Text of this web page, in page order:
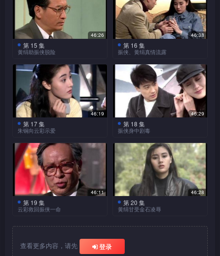
作证。
振侠在剑击场结识旭日，
对他留下印象。及后旭日逃避
水莲等的保护，向振侠求助，
振侠带他四处游玩，旭日甚开
心。
莫名再次控制黄绢，命她
去捉旭日。
海棠赶至，要亲自找回旭
日。振侠跟踪黄绢，欲找出线
索，遇见海棠，海棠对振侠态
度极不友善。及后，海棠更将
黄绢捉走。
几日后，海棠见黄绢全无
动静，心急如焚，向振侠提出
发放假消息，用黄绢做饵，引
莫名出现。振侠不肯让黄绢涉
险，放走黄绢，命良辰、美景
监视。
旭日被莫名捉去，金石开
始抽取其脑细胞作实验，务求
借此制造完人。
黄绢受到控制，往与莫名
见面，侠、棠追踪而至，与莫
名大打出手，莫名打伤振侠，
带走黄绢。
金石担心黄绢会泄漏组织
秘密，要将她毁灭，莫名反
对，金石转而暗杀振侠。
莫名在金石提醒下，为了
对付振侠与海棠，故意让他用
旭日做饵，引侠、棠中陷阱，
振侠身受重创，海棠救他脱
险，匿藏于山洞中，刚巧气温
骤降，振侠发冷，海棠为替振
侠取暖，不惜赤裸身体揽著振
侠，度过一夜，之后良辰、美
景赶至，救回振侠。
金石暗中掳走蓝绫，将一
凶残杀人犯之脑细胞注入蓝绫
脑内，蓝绫自此性格变得暴戾
凶残，但众人以为她只是过度
紧张，不以为意。
振侠将蓝绫送往医院，经
观察后，怀疑她与黄匡及杨飞
等有相同遭遇，蓝绫再乘振侠
不察，再次欲推他下楼，振侠
侠，击毙蓝绫，蓝绫临终回光
返照，说出是金石害她，然后
死在振侠怀抱内，振侠肝肠寸
断，海棠亦内疚不已。
振侠亲自替蓝绫解剖，发
现她的脑细胞被调换，大感震
惊。
蓝绫丧礼上，金石闯至，
对众人嘲笑，振侠沉著应对，
顿。
金石不忿失去蓝绫，将她
的脑细胞注入黄绢脑内，欲借
此以黄绢代替蓝绫。
海棠跟踪金石，被莫名袭
赶至救她，海棠意志崩溃，向
振侠尽诉心中情。
动，不自觉地对振侠产生情
意，并将心意向新收养的鹦鹉
倾诉。
黄绢被注入蓝绫的脑细胞
将她代替为蓝缓。
旭日被抽取脑细胞后，变
成白痴，金石将他放走，振侠
等找到旭日，见他变得痴呆，
不禁心痛。
海棠万念俱灰，留言出
走，到当日与振侠一起被困之
山洞内自杀，振侠及时寻至，
激励海棠一番，海棠痛定思
痛，决肩负起一生照顾旭日的
责任，陪旭日返国。
振侠、云彩及朱铜继续追
来揭穿此事，但原来幕后主脑
就是荣耀，且将三人捉住。
46:26
第 15 集
黄绢助振侠脱险
荣耀将振侠、朱铜及云彩
三人囚禁，并向振侠说出他的
「完人」计划，游说振侠加
入，振侠拒绝。
金石对振侠恨之入骨，故
意放振侠等三人出囚室，让他
番，然后欲杀死三人，黄绢发
现振侠遇险，产生莫明之反
应，将金石打晕，救振侠等人
脱险，振侠趁机将荣耀制造的
完人的躯壳毁灭，且欲抢走殒
石，但被莫名阻止，振侠等人
逃脱。
荣耀见计划已败露，决定
撤退，且将实验室炸毁，毁灭
所有线索。
朱铜自与云彩共度患难
颗心却系在振侠身上。
46:38
第 16 集
振侠、黄绢真情流露
荣耀命金石与莫名往杀黄
绢，金石求情，说出将蓝绫之
脑细胞注入黄绢脑内一事，荣
耀想深一层，知黄绢仍有利用
价值，改命二人将黄绢捉回。
金石往捉黄绢，将她杀杨
疚，振侠赶至，打走金石，黄
绢自怨做出恶行，欲跳楼自
尽，振侠舍命相陪，才令黄绢
打消求死之念，二人真情流
露，共堕爱河。
金石再次伺机捉走黄绢，
且欲奸污她，莫名打晕金石，
救走黄绢，交回给振侠，莫名
只余两个月性命。
46:19
第 17 集
朱铜向云彩示爱
莫名欲偷取不死药，被荣
耀发现，布局令他打入毒针，
将他囚禁，金石乘机虐待莫名
一番。
荣耀誓要杀振侠泄愤，如
茵劝他不如用振侠制造完人，
振侠为令黄绢开心，砌了
一贝壳公仔准备送给她，云彩
46:29
第 18 集
振侠身中剧毒
黄娟从云彩口中得悉，原
来自己曾被注入蓝绫的脑细
胞，黄绢开始怀疑，振侠与她
一起只是将她当做蓝绫的替
身，心灰意冷，欲取消与如茵
合作，但终被如茵再次说服。
振侠身体日差，经常晕
眩，黄绢向如茵质问，如茵保
46:11
第 19 集
云彩救回振侠一命
良、美阻止。
46:28
第 20 集
黄绢甘受金石凌辱
他才可解毒，时振侠果然再次
毒发，两人不禁绝望。
查看更多内容，请先 登录